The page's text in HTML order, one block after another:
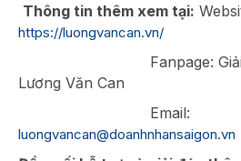
Thông tin thêm xem tại:
https://luongvancan.vn/
Fanpage: Giải
Lương Văn Can
Email:
luongvancan@doanhnhansaigon.vn